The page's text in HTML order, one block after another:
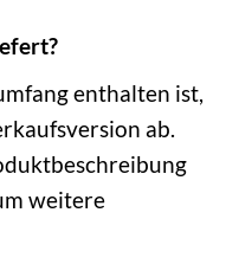
enthalten ist,
ab.
weitere